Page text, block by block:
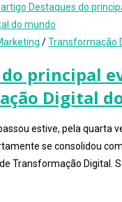
/Transformação
principal
Digital
estive, pela quarta
se consolidou
Transformação Digital.